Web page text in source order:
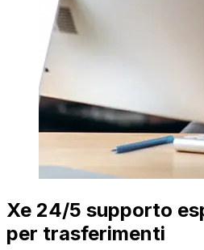
Xe 24/5 supporto
per trasferimenti